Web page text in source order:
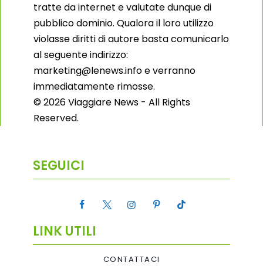
tratte da internet e valutate dunque di
pubblico dominio. Qualora il loro utilizzo
violasse diritti di autore basta comunicarlo
al seguente indirizzo:
marketing@lenews.info e verranno
immediatamente rimosse.
© 2026 Viaggiare News - All Rights
Reserved.
SEGUICI
LINK UTILI
CONTATTACI